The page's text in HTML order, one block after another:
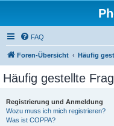
FAQ
Foren-Übersicht Häufig
Häufig gestellte
Registrierung und Anmeldung
Wozu muss ich mich registrieren?
Was ist COPPA?